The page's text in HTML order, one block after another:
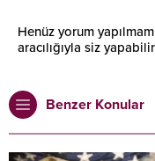
Henüz yorum
aracılığıyla siz
Benzer Konular